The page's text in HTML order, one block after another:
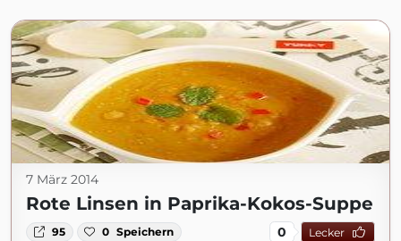
7 März 2014
Rote Linsen in Paprika-Kokos-Suppe
95 0 Speichern 0 Lecker